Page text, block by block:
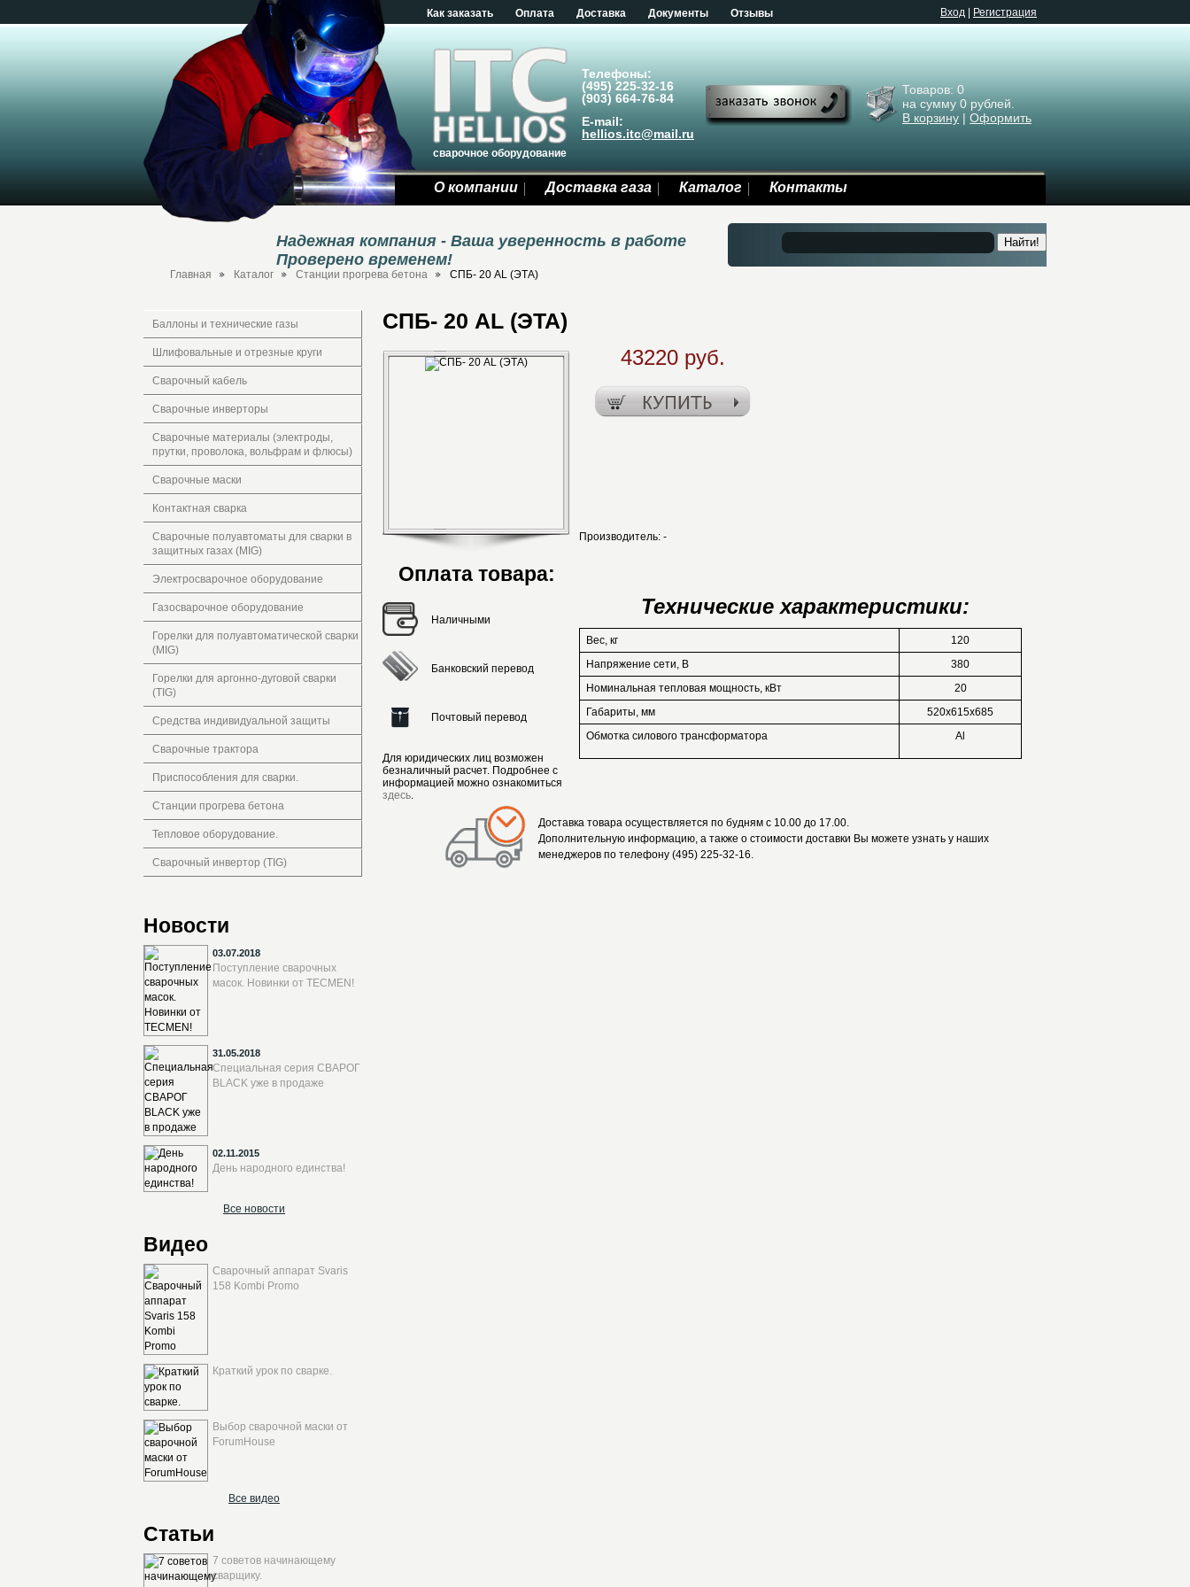
Как заказать Оплата Доставка Документы Отзывы Bход Регистрация
сварочное оборудование
Телефоны:
(495) 225-32-16
(903) 664-76-84
E-mail:
hellios.itc@mail.ru
Товаров: 0
на сумму 0 рублей.
В корзину | Оформить
О компании Доставка газа Каталог Контакты
Надежная компания - Ваша уверенность в работе
Проверено временем!
Найти!
Главная Каталог Станции прогрева бетона СПБ- 20 AL (ЭТА)
Баллоны и технические газы
Шлифовальные и отрезные круги
Сварочный кабель
Сварочные инверторы
Сварочные материалы (электроды,
прутки, проволока, вольфрам и флюсы)
Сварочные маски
Контактная сварка
Сварочные полуавтоматы для сварки в
защитных газах (MIG)
Электросварочное оборудование
Газосварочное оборудование
Горелки для полуавтоматической сварки
(MIG)
Горелки для аргонно-дуговой сварки
(TIG)
Средства индивидуальной защиты
Сварочные трактора
Приспособления для сварки.
Станции прогрева бетона
Тепловое оборудование.
Сварочный инвертор (TIG)
Новости
03.07.2018
Поступление сварочных
масок. Новинки от TECMEN!
31.05.2018
Специальная серия СВАРОГ
BLACK уже в продаже
02.11.2015
День народного единства!
Все новости
Видео
Сварочный аппарат Svaris
158 Kombi Promo
Краткий урок по сварке.
Выбор сварочной маски от
ForumHouse
Все видео
Статьи
7 советов начинающему
сварщику.
СПБ- 20 AL (ЭТА)
Оплата товара:
Наличными
Банковский перевод
Почтовый перевод
Для юридических лиц возможен
безналичный расчет. Подробнее с
информацией можно ознакомиться
здесь.
43220 руб.
Производитель: -
Технические характеристики:
Вес, кг
120
Напряжение сети, В
380
Номинальная тепловая мощность, кВт
20
Габариты, мм
520х615х685
Обмотка силового трансформатора
Al
Доставка товара осуществляется по будням с 10.00 до 17.00.
Дополнительную информацию, а также о стоимости доставки Вы можете узнать у наших
менеджеров по телефону (495) 225-32-16.